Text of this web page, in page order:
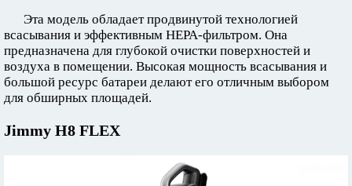
Эта модель обладает продвинутой технологией
всасывания и эффективным HEPA-фильтром. Она
предназначена для глубокой очистки поверхностей и
воздуха в помещении. Высокая мощность всасывания и
большой ресурс батареи делают его отличным выбором
для обширных площадей.
Jimmy H8 FLEX